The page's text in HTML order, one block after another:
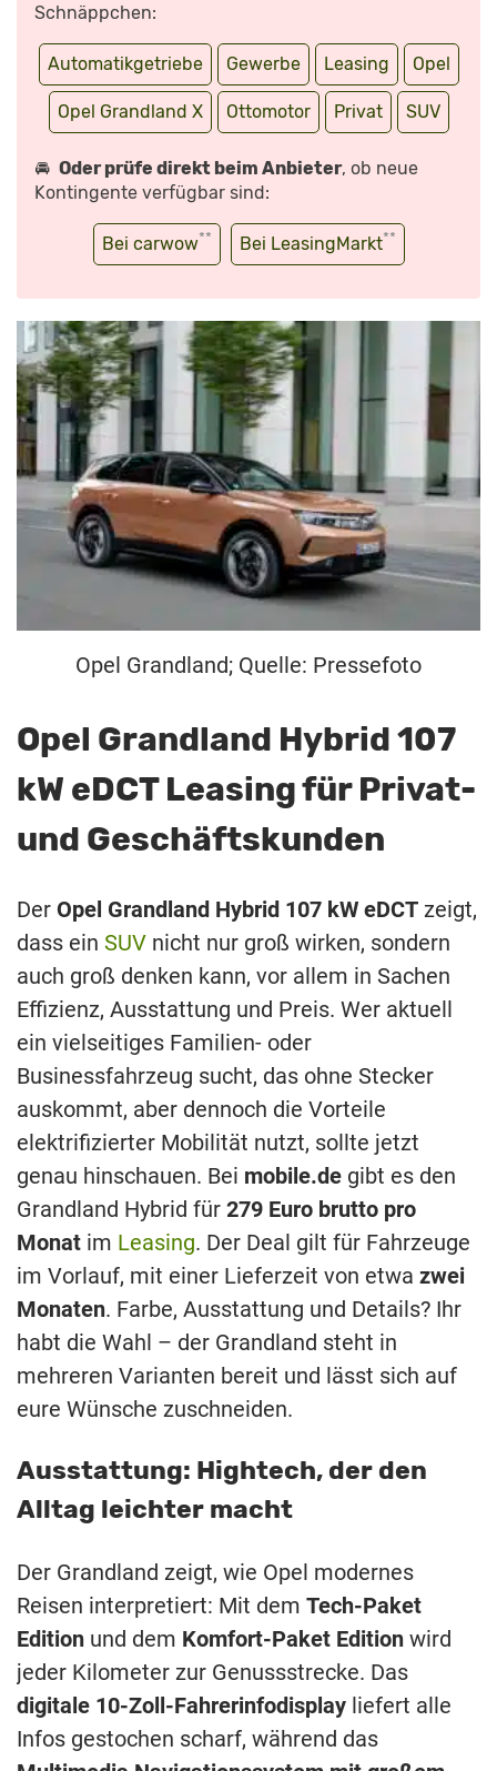
Schnäppchen:
Automatikgetriebe Gewerbe Leasing Opel
Opel Grandland X Ottomotor Privat SUV
🚘 Oder prüfe direkt beim Anbieter, ob neue
Kontingente verfügbar sind:
Bei carwow** Bei LeasingMarkt**
Opel Grandland; Quelle: Pressefoto
Opel Grandland Hybrid 107
kW eDCT Leasing für Privat-
und Geschäftskunden
Der Opel Grandland Hybrid 107 kW eDCT zeigt,
dass ein SUV nicht nur groß wirken, sondern
auch groß denken kann, vor allem in Sachen
Effizienz, Ausstattung und Preis. Wer aktuell
ein vielseitiges Familien- oder
Businessfahrzeug sucht, das ohne Stecker
auskommt, aber dennoch die Vorteile
elektrifizierter Mobilität nutzt, sollte jetzt
genau hinschauen. Bei mobile.de gibt es den
Grandland Hybrid für 279 Euro brutto pro
Monat im Leasing. Der Deal gilt für Fahrzeuge
im Vorlauf, mit einer Lieferzeit von etwa zwei
Monaten. Farbe, Ausstattung und Details? Ihr
habt die Wahl – der Grandland steht in
mehreren Varianten bereit und lässt sich auf
eure Wünsche zuschneiden.
Ausstattung: Hightech, der den
Alltag leichter macht
Der Grandland zeigt, wie Opel modernes
Reisen interpretiert: Mit dem Tech-Paket
Edition und dem Komfort-Paket Edition wird
jeder Kilometer zur Genussstrecke. Das
digitale 10-Zoll-Fahrerinfodisplay liefert alle
Infos gestochen scharf, während das